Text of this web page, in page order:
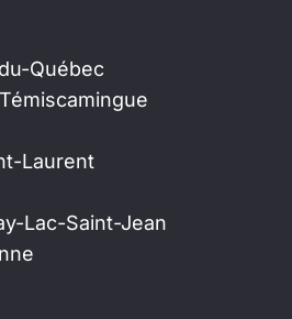
Québec
Laurent
Lac-Saint-Jean